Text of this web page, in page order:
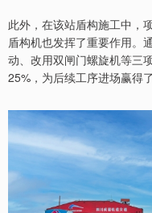
此外，在该站盾构施工中，
盾构机也发挥了重要作用。
动、改用双闸门螺旋机等三
25%，为后续工序进场赢得